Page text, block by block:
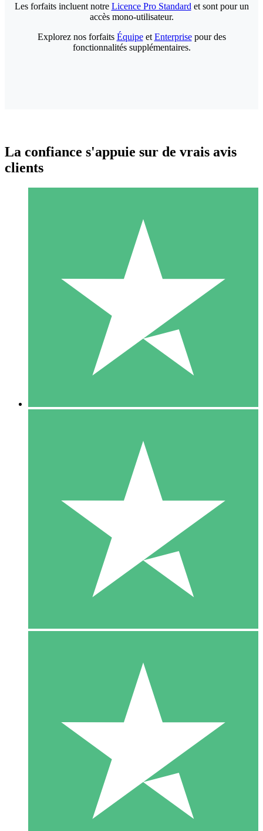
Packs de Crédits Individuels
Payez à l'utilisation avec des crédits de téléchargement. Sans
1 Téléchargement
10 00
10 Téléchargements
20 00
Les forfaits incluent notre Licence Pro Standard et sont pour un
accès mono-utilisateur.
Explorez nos forfaits Équipeet Enterprisepour des
fonctionnalités supplémentaires.
La confiance s'appuie sur de vrais avis
clients